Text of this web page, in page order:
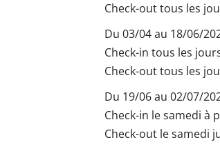
Check-out tous les
Du 03/04 au 18/06/
Check-in tous les
Check-out tous les
Du 19/06 au 02/07/
Check-in le samedi à
Check-out le samedi